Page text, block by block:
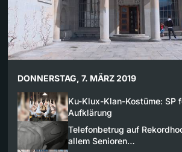
DONNERSTAG, 7. MÄRZ 2019
Ku-Klux-Klan-Kostüme: SP
Aufklärung
Telefonbetrug auf
allem Senioren…